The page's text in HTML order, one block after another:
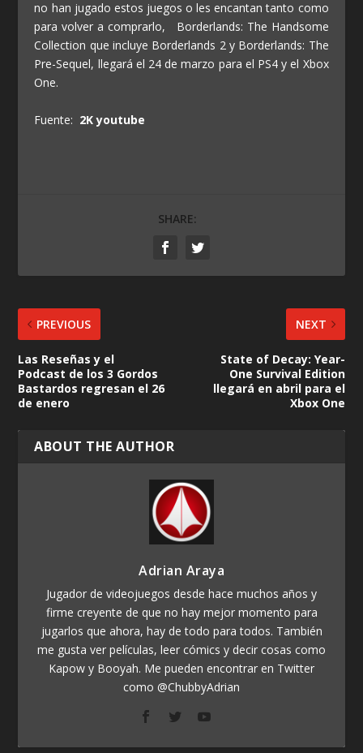
no han jugado estos juegos o les encantan tanto como
para volver a comprarlo, Borderlands: The Handsome
Collection que incluye Borderlands 2 y Borderlands: The
Pre-Sequel, llegará el 24 de marzo para el PS4 y el Xbox
One.
Fuente: 2K youtube
SHARE:
PREVIOUS
Las Reseñas y el
Podcast de los 3 Gordos
Bastardos regresan el 26
de enero
NEXT
State of Decay: Year-
One Survival Edition
llegará en abril para el
Xbox One
ABOUT THE AUTHOR
Adrian Araya
Jugador de videojuegos desde hace muchos años y
firme creyente de que no hay mejor momento para
jugarlos que ahora, hay de todo para todos. También
me gusta ver películas, leer cómics y decir cosas como
Kapow y Booyah. Me pueden encontrar en Twitter
como @ChubbyAdrian